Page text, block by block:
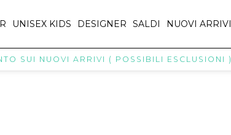
UNISEX KIDS DESIGNER SALDI NUOVI ARRIVI
SUI NUOVI ARRIVI ( POSSIBILI ESCLUSIONI )